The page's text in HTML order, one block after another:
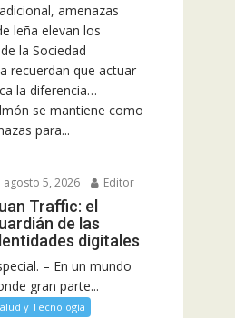
amenazas
leña elevan los
la Sociedad
recuerdan que actuar
la diferencia…
se mantiene como
para...
agosto 5, 2026 Editor
Traffic: el
de las
digitales
– En un mundo
gran parte...
y Tecnología